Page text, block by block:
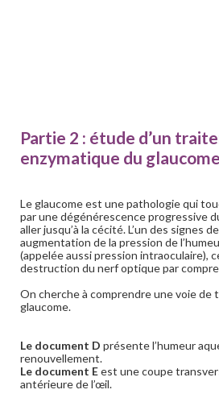
Partie 2 : étude d’un
enzymatique du
Le glaucome est une pathologie qui
par une dégénérescence progressive
aller jusqu’à la cécité. L’un des signes
augmentation de la pression de
(appelée aussi pression intraoculaire),
destruction du nerf optique par
On cherche à comprendre une voie de
glaucome.
Le document D présente l’humeur
renouvellement.
Le document Eest une coupe
antérieure de l’œil.